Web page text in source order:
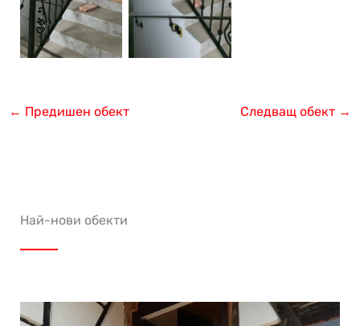
← Предишен обект Следващ обект →
Най-нови обекти